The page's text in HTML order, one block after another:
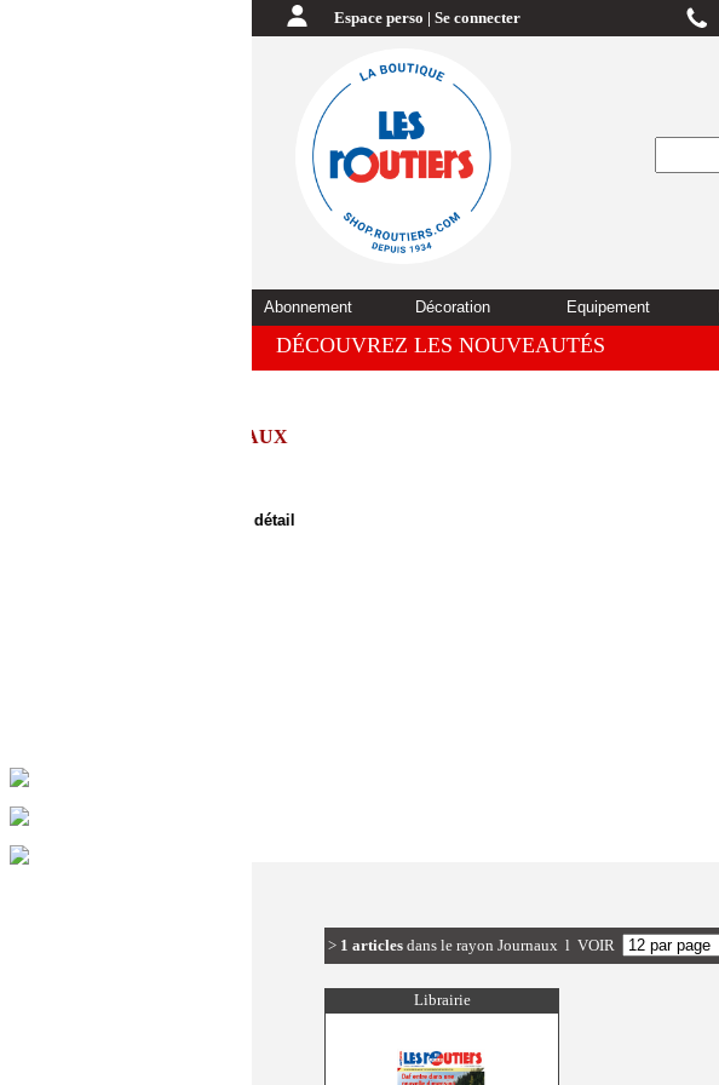
Espace perso | Se connecter
Abonnement Décoration Equipement
DÉCOUVREZ LES NOUVEAUTÉS
> 1 articles dans le rayon Journaux l VOIR
Librairie